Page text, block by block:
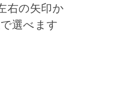
右の矢印か
選べます